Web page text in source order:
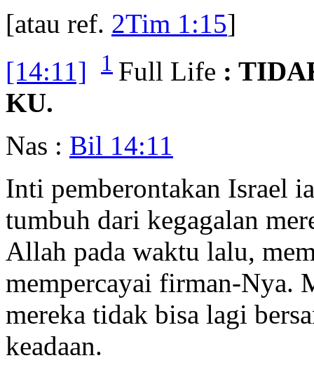
[atau ref. 2Tim 1:15]
[14:11]
1 Full Life :
KU.
Nas : Bil 14:11
Inti pemberontakan Israel
tumbuh dari kegagalan
Allah pada waktu lalu,
mempercayai firman-Nya.
mereka tidak bisa lagi
keadaan.